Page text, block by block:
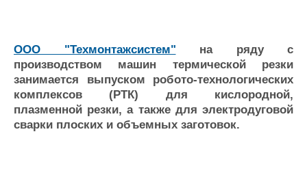
Конференции
Выставки и семинары
Флот
Галерея флота
Форум
Отзывы
ООО "Техмонтажсистем" на ряду с
производством машин термической резки
занимается выпуском робото-технологических
комплексов (РТК) для кислородной,
плазменной резки, а также для электродуговой
сварки плоских и объемных заготовок.